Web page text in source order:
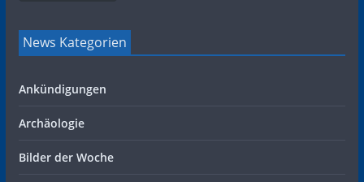
News Kategorien
Ankündigungen
Archäologie
Bilder der Woche